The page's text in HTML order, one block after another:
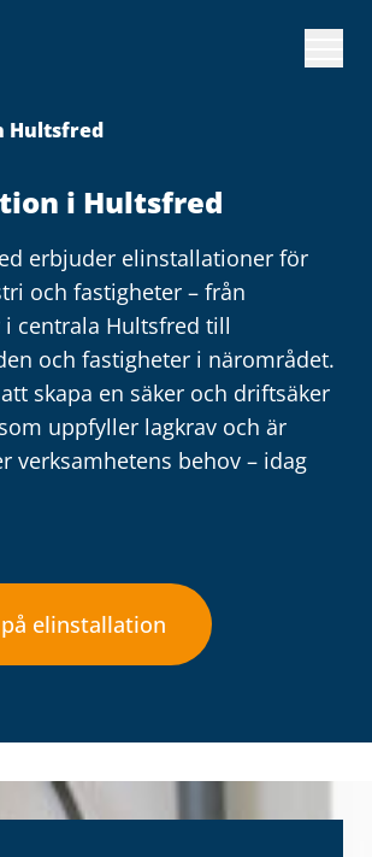
Hultsfred
i Hultsfred
erbjuder elinstallationer för
och fastigheter – från
centrala Hultsfred till
och fastigheter i närområdet.
skapa en säker och driftsäker
uppfyller lagkrav och är
verksamhetens behov – idag
elinstallation